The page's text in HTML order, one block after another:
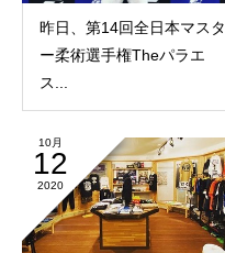
昨日、第14回全日本マスタ
ー柔術選手権Theパラエ
ス...
10月
12
2020